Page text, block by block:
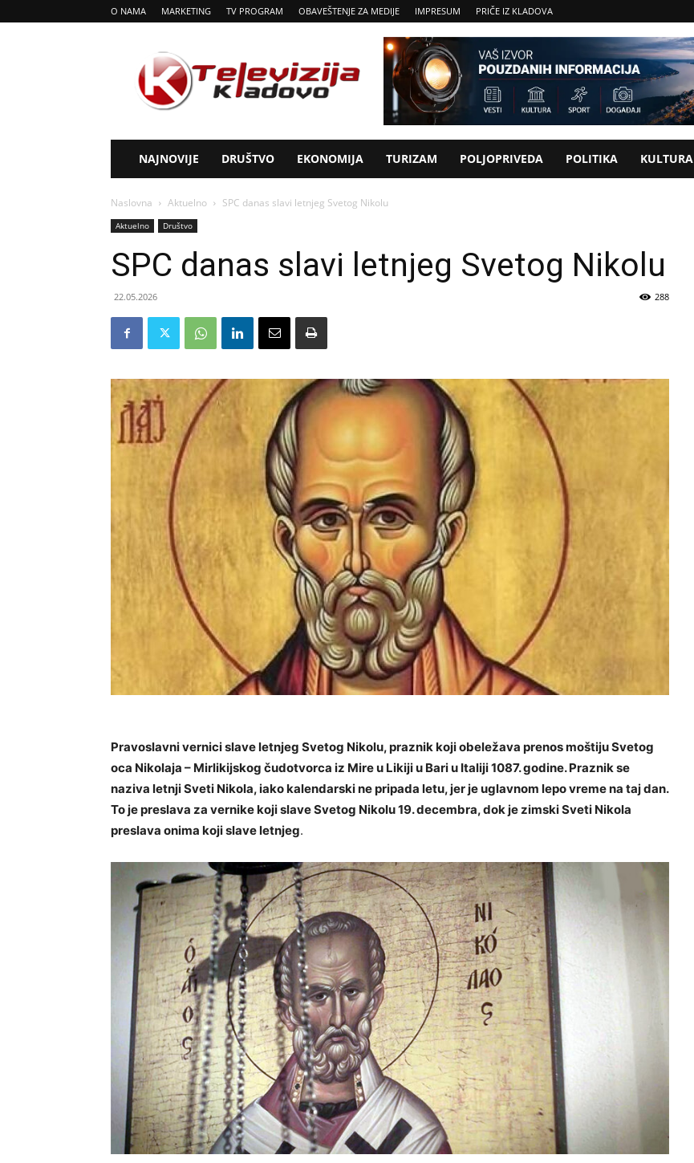
O NAMA MARKETING TV PROGRAM OBAVEŠTENJE ZA MEDIJE IMPRESUM PRIČE IZ KLADOVA
Tv
Kladovo
NAJNOVIJE DRUŠTVO EKONOMIJA TURIZAM POLJOPRIVEDA POLITIKA KULTURA
Naslovna Aktuelno SPC danas slavi letnjeg Svetog Nikolu
Aktuelno Društvo
SPC danas slavi letnjeg Svetog Nikolu
22.05.2026 288
Pravoslavni vernici slave letnjeg Svetog Nikolu, praznik koji obeležava prenos moštiju Svetog
oca Nikolaja – Mirlikijskog čudotvorca iz Mire u Likiji u Bari u Italiji 1087. godine. Praznik se
naziva letnji Sveti Nikola, iako kalendarski ne pripada letu, jer je uglavnom lepo vreme na taj dan.
To je preslava za vernike koji slave Svetog Nikolu 19. decembra, dok je zimski Sveti Nikola
preslava onima koji slave letnjeg.